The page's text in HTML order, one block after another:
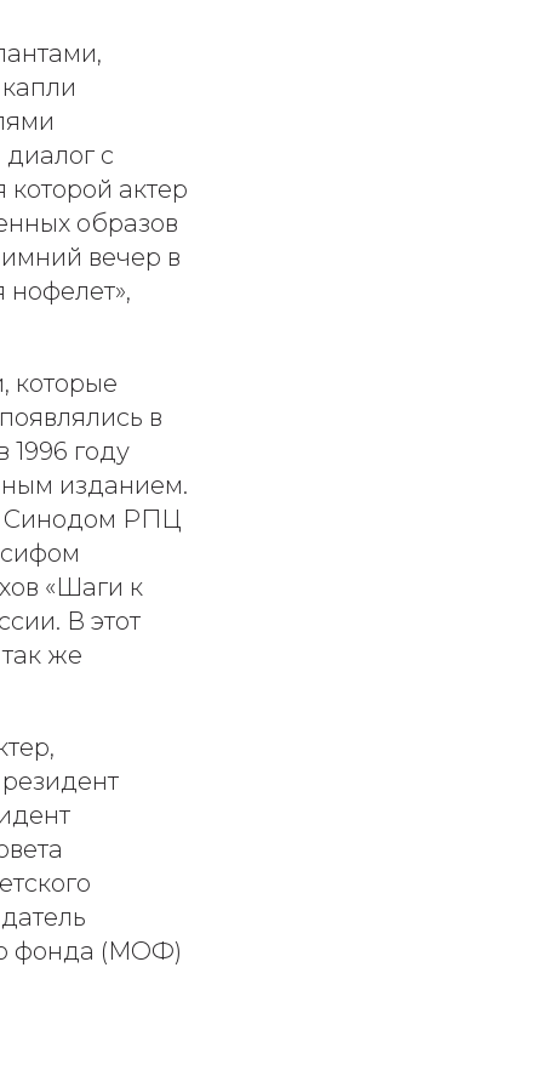
с
актер
образов
вечер в
нофелет»,
которые
в
1996 году
изданием.
Синодом РПЦ
«Шаги к
В этот
же
фонда (МОФ)